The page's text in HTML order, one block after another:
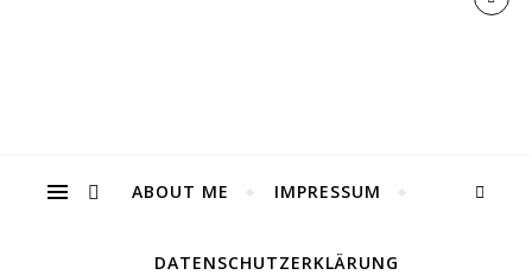
ABOUT ME IMPRESSUM
DATENSCHUTZERKLÄRUNG